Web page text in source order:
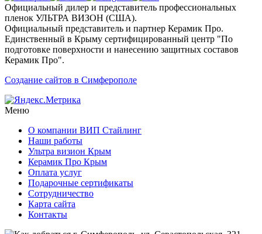
Официальный дилер и представитель профессиональных
пленок УЛЬТРА ВИЗОН (США).
Официальный представитель и партнер Керамик Про.
Единственный в Крыму сертифицированный центр "По
подготовке поверхности и нанесению защитных составов
Керамик Про".
Создание сайтов в Симферополе
Меню
О компании ВИП Стайлинг
Наши работы
Ультра визион Крым
Керамик Про Крым
Оплата услуг
Подарочные сертификаты
Сотрудничество
Карта сайта
Контакты